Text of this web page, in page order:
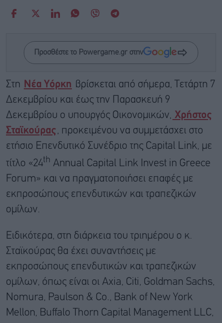
Προσθέστε το Powergame.gr στην
Στη Νέα Υόρκη
βρίσκεται από σήμερα, Τετάρτη 7
Δεκεμβρίου και έως την Παρασκευή 9
Δεκεμβρίου ο υπουργός Οικονομικών, Χρήστος
Σταϊκούρας, προκειμένου να συμμετάσχει στο
ετήσιο Επενδυτικό Συνέδριο της Capital Link, με
τίτλο «24th Annual Capital Link Invest in Greece
Forum» και να πραγματοποιήσει επαφές με
εκπροσώπους επενδυτικών και τραπεζικών
ομίλων.
Ειδικότερα, στη διάρκεια του τριημέρου ο κ.
Σταϊκούρας θα έχει συναντήσεις με
εκπροσώπους επενδυτικών και τραπεζικών
ομίλων, όπως είναι οι Axia, Citi, Goldman Sachs,
Nomura, Paulson & Co., Bank of New York
Mellon, Buffalo Thorn Capital Management LLC,